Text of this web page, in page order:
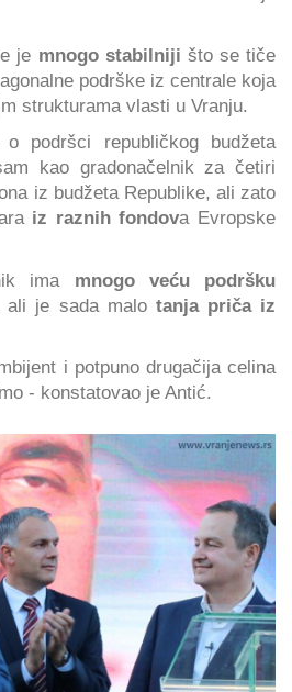
je mnogo stabilniji što se tiče
podrške iz centrale koja
strukturama vlasti u Vranju.
podršci republičkog budžeta
kao gradonačelnik za četiri
iz budžeta Republike, ali zato
iz raznih fondova Evropske
ima mnogo veću podršku
ali je sada malo tanja priča iz
i potpuno drugačija celina
- konstatovao je Antić.